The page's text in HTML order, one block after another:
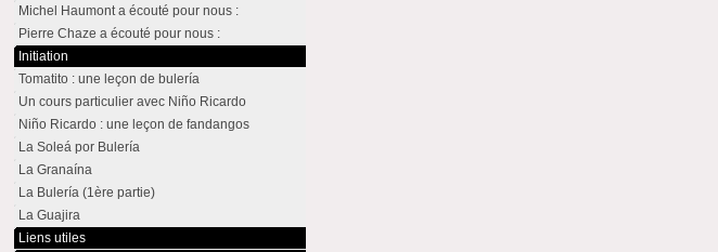
Michel Haumont a écouté pour nous :
Pierre Chaze a écouté pour nous :
Initiation
Tomatito : une leçon de bulería
Un cours particulier avec Niño Ricardo
Niño Ricardo : une leçon de fandangos
La Soleá por Bulería
La Granaína
La Bulería (1ère partie)
La Guajira
Liens utiles